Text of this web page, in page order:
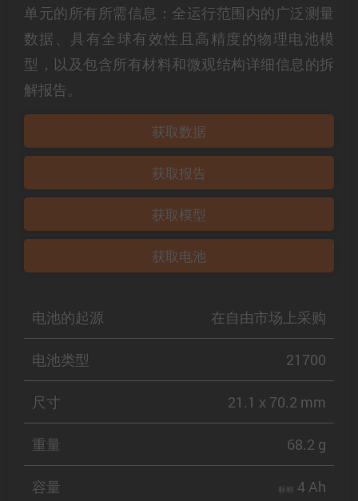
单元的所有所需信息：全运行范围内的广泛测量
数据、具有全球有效性且高精度的物理电池模
型，以及包含所有材料和微观结构详细信息的拆
解报告。
获取数据
获取报告
获取模型
获取电池
电池的起源 在自由市场上采购
电池类型 21700
尺寸 21.1 x 70.2 mm
重量 68.2 g
容量 标称 4 Ah